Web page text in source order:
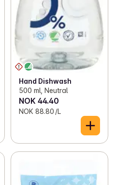
Hand Dishwash
500 ml, Neutral
NOK 44.40
NOK 88.80 /L